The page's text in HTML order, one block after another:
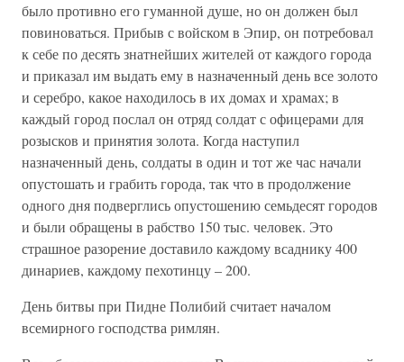
было противно его гуманной душе, но он должен был
повиноваться. Прибыв с войском в Эпир, он потребовал
к себе по десять знатнейших жителей от каждого города
и приказал им выдать ему в назначенный день все золото
и серебро, какое находилось в их домах и храмах; в
каждый город послал он отряд солдат с офицерами для
розысков и принятия золота. Когда наступил
назначенный день, солдаты в один и тот же час начали
опустошать и грабить города, так что в продолжение
одного дня подверглись опустошению семьдесят городов
и были обращены в рабство 150 тыс. человек. Это
страшное разорение доставило каждому всаднику 400
динариев, каждому пехотинцу – 200.
День битвы при Пидне Полибий считает началом
всемирного господства римлян.